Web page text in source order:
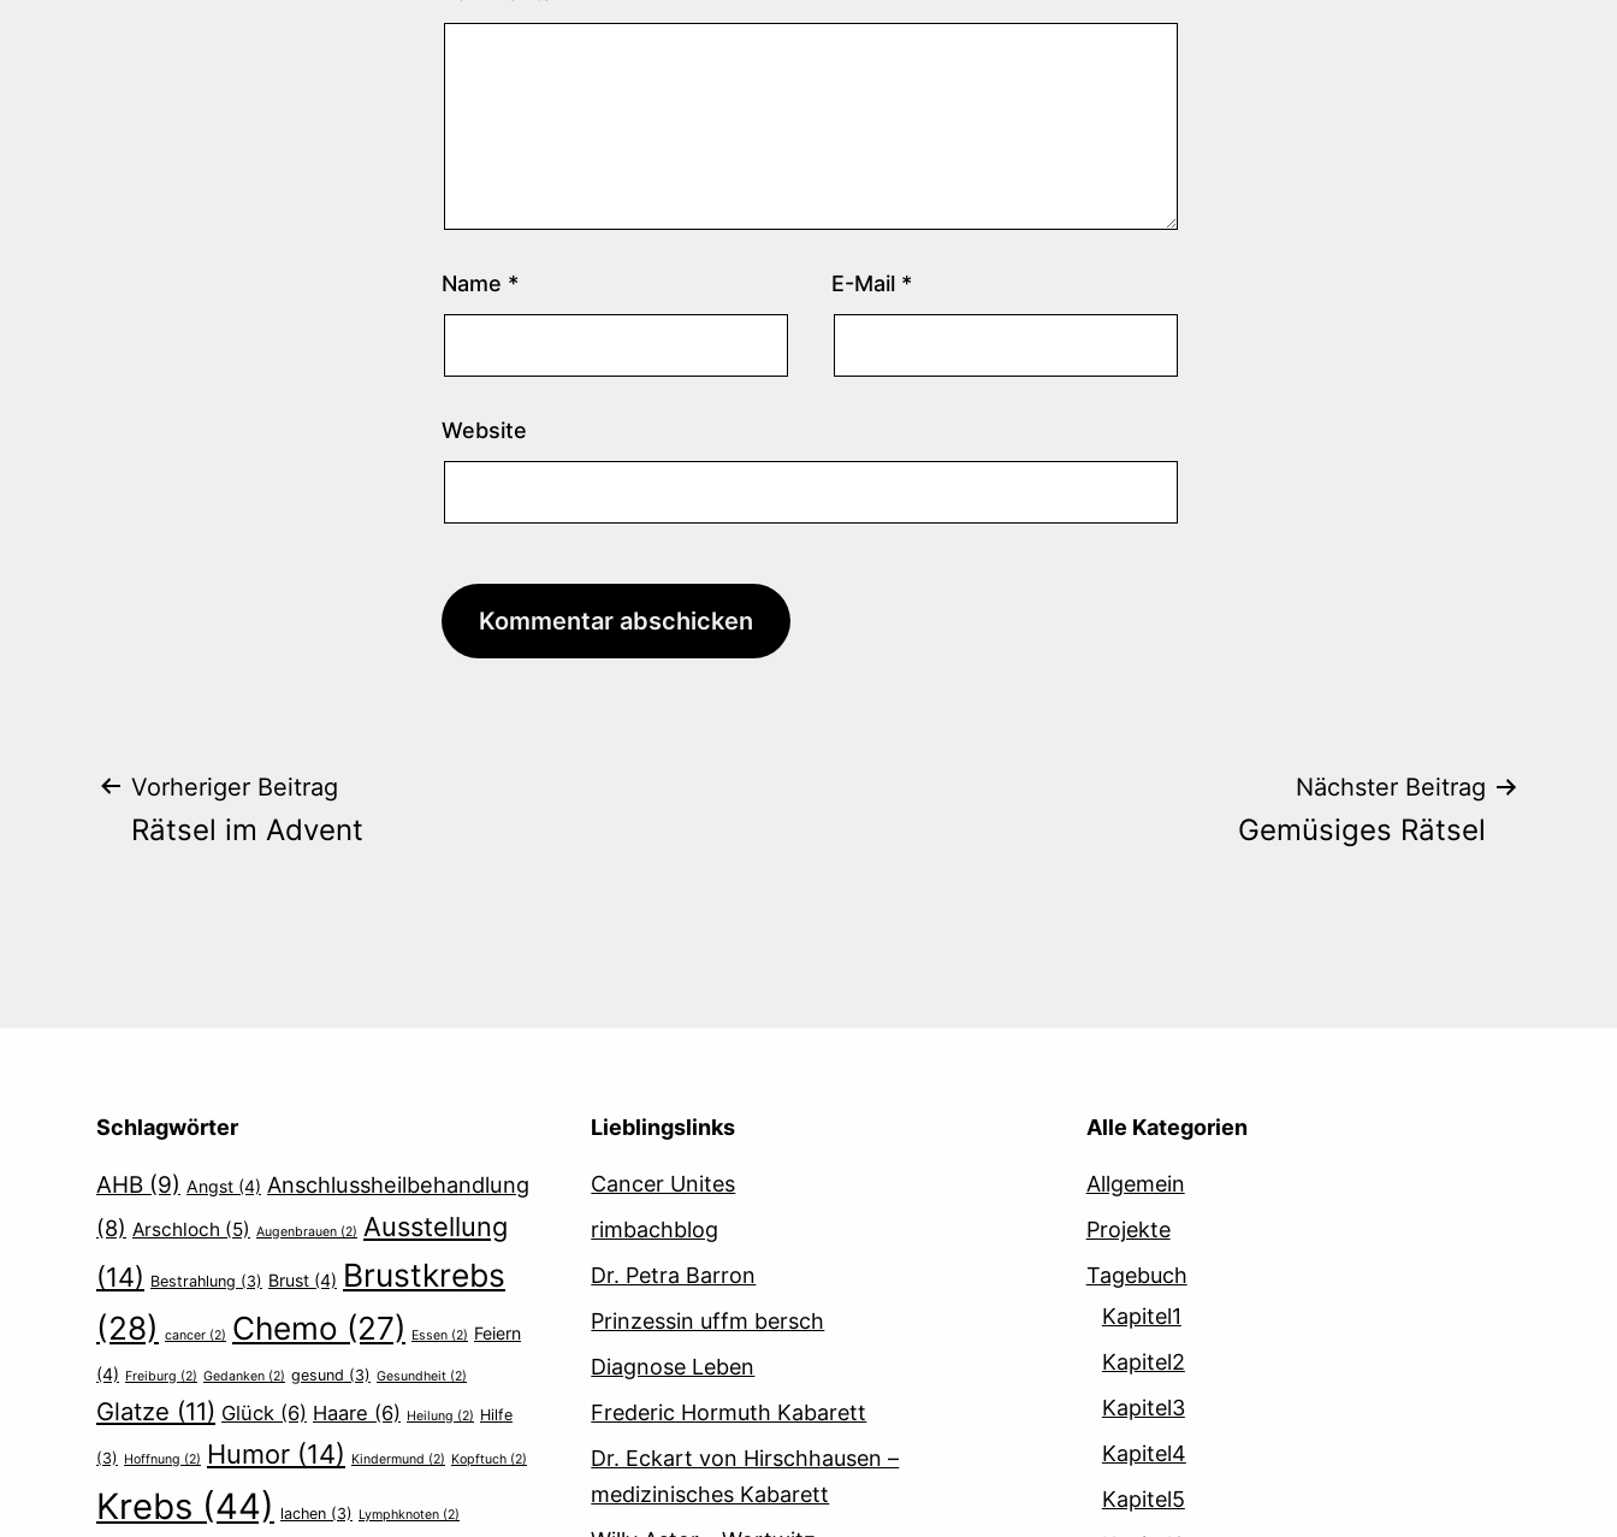
Name * E-Mail *
Website
Beitrags-
Vorheriger Beitrag
Rätsel im Advent
Nächster Beitrag
Gemüsiges Rätsel
Schlagwörter
AHB (9) Angst (4) Anschlussheilbehandlung
(8) Arschloch (5) Augenbrauen (2) Ausstellung
(14) Bestrahlung (3) Brust (4) Brustkrebs
(28)
cancer (2) Chemo (27) Essen (2) Feiern
(4) Freiburg (2) Gedanken (2) gesund (3) Gesundheit (2)
Glatze (11) Glück (6) Haare (6) Heilung (2) Hilfe
(3) Hoffnung (2) Humor (14) Kindermund (2) Kopftuch (2)
Krebs (44) lachen (3) Lymphknoten (2)
Lieblingslinks
Cancer Unites
rimbachblog
Dr. Petra Barron
Prinzessin uffm bersch
Diagnose Leben
Frederic Hormuth Kabarett
Dr. Eckart von Hirschhausen –
medizinisches Kabarett
Alle Kategorien
Allgemein
Projekte
Tagebuch
Kapitel1
Kapitel2
Kapitel3
Kapitel4
Kapitel5